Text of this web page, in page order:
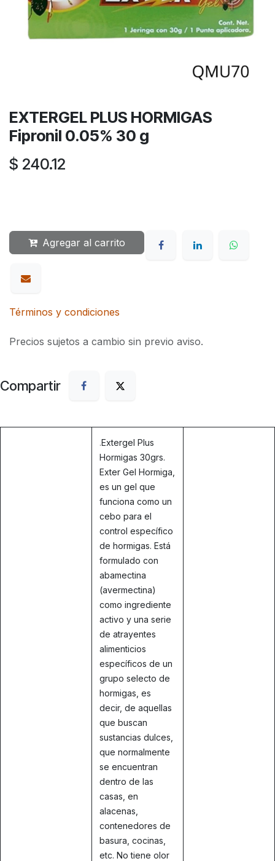
EXTERGEL PLUS HORMIGAS
Fipronil 0.05% 30 g
$ 240.12
Agregar al carrito
Términos y condiciones
Precios sujetos a cambio sin previo aviso.
Compartir
.Extergel Plus
Hormigas 30grs.
Exter Gel Hormiga,
es un gel que
funciona como un
cebo para el
control específico
de hormigas. Está
formulado con
abamectina
(avermectina)
como ingrediente
activo y una serie
de atrayentes
alimenticios
específicos de un
grupo selecto de
hormigas, es
decir, de aquellas
que buscan
sustancias dulces,
que normalmente
se encuentran
dentro de las
casas, en
alacenas,
contenedores de
basura, cocinas,
etc. No tiene olor